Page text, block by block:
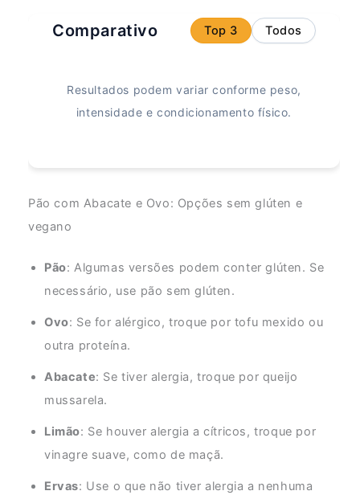
Comparativo Top 3 Todos
Resultados podem variar conforme peso,
intensidade e condicionamento físico.
Pão com Abacate e Ovo: Opções sem glúten e
vegano
Pão: Algumas versões podem conter glúten. Se
necessário, use pão sem glúten.
Ovo: Se for alérgico, troque por tofu mexido ou
outra proteína.
Abacate: Se tiver alergia, troque por queijo
mussarela.
Limão: Se houver alergia a cítricos, troque por
vinagre suave, como de maçã.
Ervas: Use o que não tiver alergia a nenhuma